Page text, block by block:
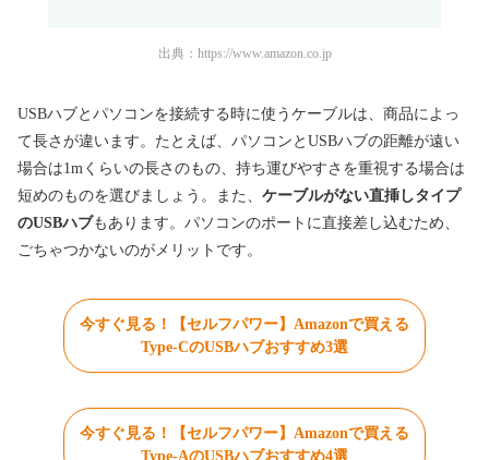
出典： https://www.amazon.co.jp
USBハブとパソコンを接続する時に使うケーブルは、商品によっ
て長さが違います。たとえば、パソコンとUSBハブの距離が遠い
場合は1mくらいの長さのもの、持ち運びやすさを重視する場合は
短めのものを選びましょう。また、 ケーブルがない直挿しタイプ
のUSBハブもあります。パソコンのポートに直接差し込むため、
ごちゃつかないのがメリットです。
今すぐ見る！【セルフパワー】Amazonで買える
Type-CのUSBハブおすすめ3選
今すぐ見る！【セルフパワー】Amazonで買える
Type-AのUSBハブおすすめ4選